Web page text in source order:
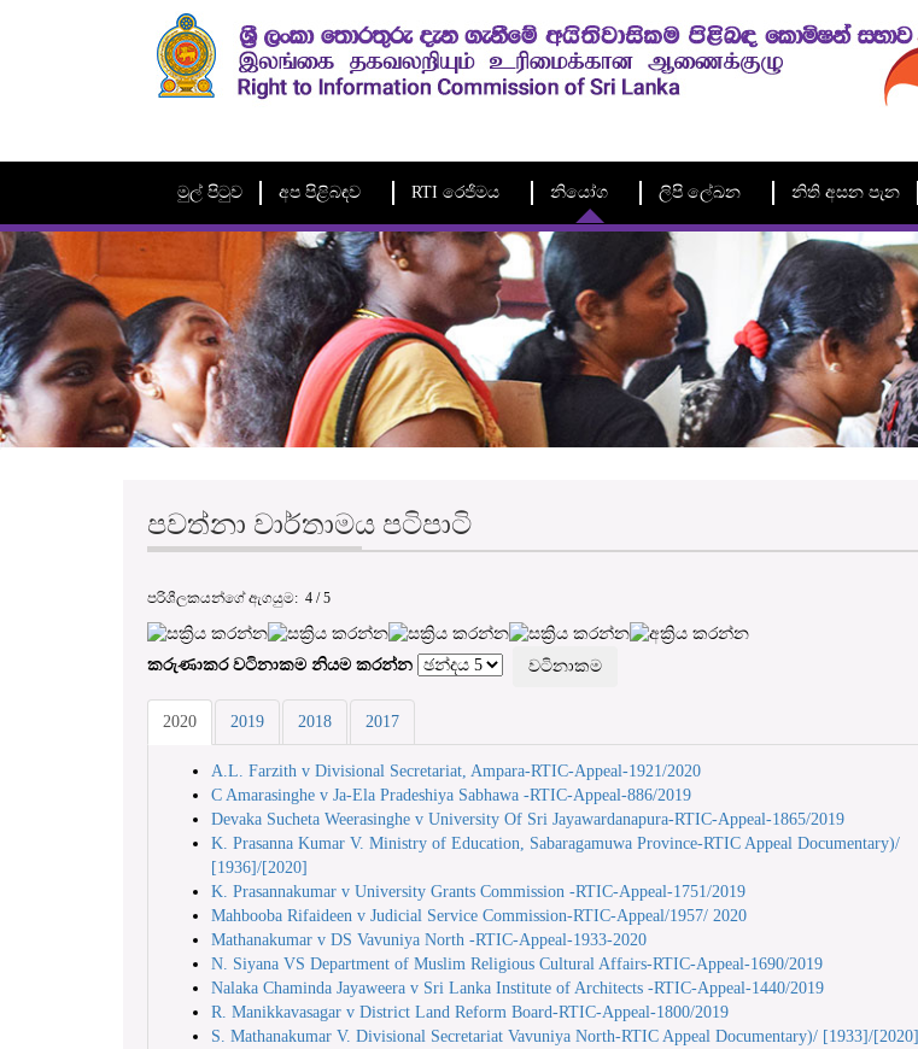
මුල් පිටුව අප පිළිබඳව RTI රෙජිමය නියෝග ලිපි ලේඛන නිති අසන පැන
පවත්නා වාර්තාමය පටිපාටි
පරිශීලකයන්ගේ ඇගයුම: 4 /5
කරුණාකර වටිනාකම නියම කරන්න
2020 2019 2018 2017
A.L. Farzith v Divisional Secretariat, Ampara-RTIC-Appeal-1921/2020
C Amarasinghe v Ja-Ela Pradeshiya Sabhawa -RTIC-Appeal-886/2019
Devaka Sucheta Weerasinghe v University Of Sri Jayawardanapura-RTIC-Appeal-1865/2019
K. Prasanna Kumar V. Ministry of Education, Sabaragamuwa Province-RTIC Appeal Documentary)/
[1936]/[2020]
K. Prasannakumar v University Grants Commission -RTIC-Appeal-1751/2019
Mahbooba Rifaideen v Judicial Service Commission-RTIC-Appeal/1957/ 2020
Mathanakumar v DS Vavuniya North -RTIC-Appeal-1933-2020
N. Siyana VS Department of Muslim Religious Cultural Affairs-RTIC-Appeal-1690/2019
Nalaka Chaminda Jayaweera v Sri Lanka Institute of Architects -RTIC-Appeal-1440/2019
R. Manikkavasagar v District Land Reform Board-RTIC-Appeal-1800/2019
S. Mathanakumar V. Divisional Secretariat Vavuniya North-RTIC Appeal Documentary)/ [1933]/[2020]